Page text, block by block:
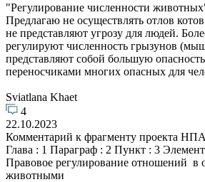
"Регулирование численности
Предлагаю не осуществлять отлов
не представляют угрозу для людей.
регулируют численность грызунов
представляют собой большую
переносчиками многих опасных для
Sviatlana Khaet
4
22.10.2023
Комментарий к фрагменту проекта
Глава : 1 Параграф : 2 Пункт : 3 Элемент
Правовое регулирование отношений в
животными